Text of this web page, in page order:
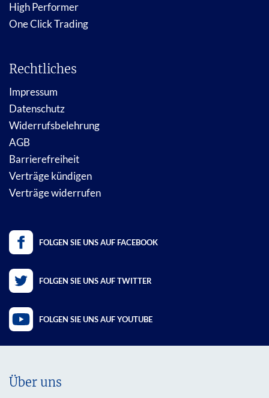
High Performer
One Click Trading
Rechtliches
Impressum
Datenschutz
Widerrufsbelehrung
AGB
Barrierefreiheit
Verträge kündigen
Verträge widerrufen
FOLGEN SIE UNS AUF FACEBOOK
FOLGEN SIE UNS AUF TWITTER
FOLGEN SIE UNS AUF YOUTUBE
Über uns